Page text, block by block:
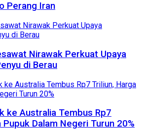
Perang Iran
Nirawak Perkuat Upaya
di Berau
ke Australia Tembus Rp7
Pupuk Dalam Negeri Turun 20%